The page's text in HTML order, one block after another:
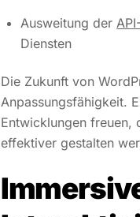
Ausweitung der
Diensten
Die Zukunft von
Anpassungsfähigkeit.
Entwicklungen freuen,
effektiver gestalten